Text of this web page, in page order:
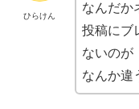
ひらけん
なんだか
投稿にブ
ないのが
なんか違